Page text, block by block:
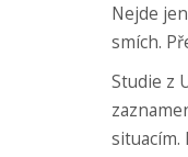
Nejde
smích.
Studie z
situacím.